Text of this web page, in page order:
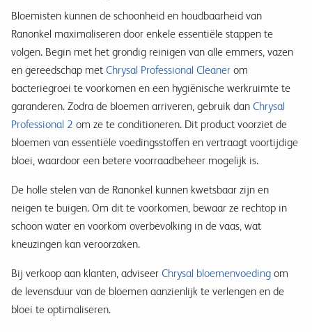
Bloemisten kunnen de schoonheid en houdbaarheid van
Ranonkel maximaliseren door enkele essentiële stappen te
volgen. Begin met het grondig reinigen van alle emmers, vazen
en gereedschap met Chrysal Professional Cleaner om
bacteriegroei te voorkomen en een hygiënische werkruimte te
garanderen. Zodra de bloemen arriveren, gebruik dan Chrysal
Professional 2 om ze te conditioneren. Dit product voorziet de
bloemen van essentiële voedingsstoffen en vertraagt voortijdige
bloei, waardoor een betere voorraadbeheer mogelijk is.
De holle stelen van de Ranonkel kunnen kwetsbaar zijn en
neigen te buigen. Om dit te voorkomen, bewaar ze rechtop in
schoon water en voorkom overbevolking in de vaas, wat
kneuzingen kan veroorzaken.
Bij verkoop aan klanten, adviseer Chrysal bloemenvoeding om
de levensduur van de bloemen aanzienlijk te verlengen en de
bloei te optimaliseren.